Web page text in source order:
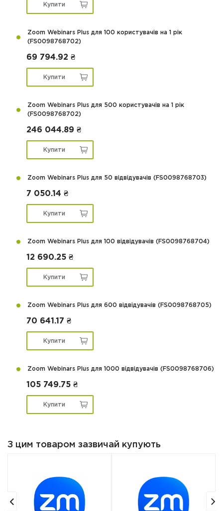
Купити
Zoom Webinars Plus для 100 користувачів на 1 рік
(FS0098768702)
69 794.92 ₴
Купити
Zoom Webinars Plus для 500 користувачів на 1 рік
(FS0098768702)
246 044.89 ₴
Купити
Zoom Webinars Plus для 50 відвідувачів (FS0098768703)
7 050.14 ₴
Купити
Zoom Webinars Plus для 100 відвідувачів (FS0098768704)
12 690.25 ₴
Купити
Zoom Webinars Plus для 600 відвідувачів (FS0098768705)
70 641.17 ₴
Купити
Zoom Webinars Plus для 1000 відвідувачів (FS0098768706)
105 749.75 ₴
Купити
З цим товаром зазвичай купують